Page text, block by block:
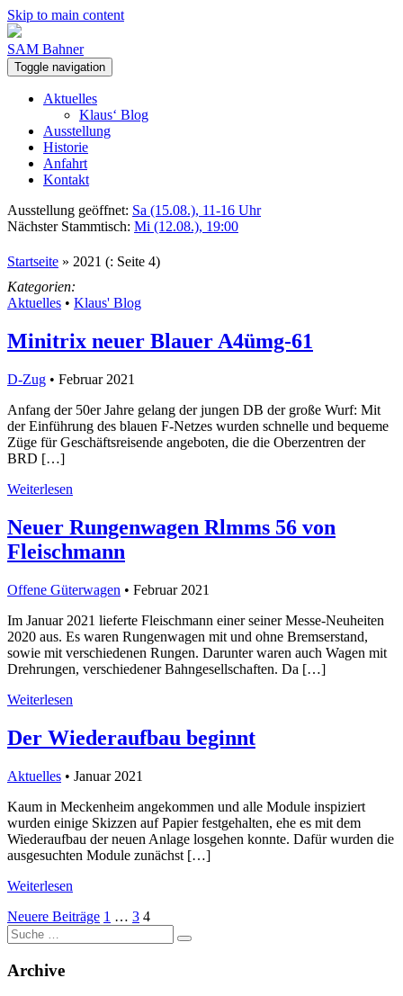
Skip to main content
SAM Bahner
Toggle navigation
Aktuelles
Klaus‘ Blog
Ausstellung
Historie
Anfahrt
Kontakt
Ausstellung geöffnet: Sa (15.08.), 11-16 Uhr
Nächster Stammtisch: Mi (12.08.), 19:00
Startseite » 2021 (: Seite 4)
Kategorien:
Aktuelles • Klaus' Blog
Minitrix neuer Blauer A4ümg-61
D-Zug • Februar 2021
Anfang der 50er Jahre gelang der jungen DB der große Wurf: Mit
der Einführung des blauen F-Netzes wurden schnelle und bequeme
Züge für Geschäftsreisende angeboten, die die Oberzentren der
BRD […]
Weiterlesen
Neuer Rungenwagen Rlmms 56 von
Fleischmann
Offene Güterwagen • Februar 2021
Im Januar 2021 lieferte Fleischmann einer seiner Messe-Neuheiten
2020 aus. Es waren Rungenwagen mit und ohne Bremserstand,
sowie mit verschiedenen Rungen. Darunter waren auch Wagen mit
Drehrungen, verschiedener Bahngesellschaften. Da […]
Weiterlesen
Der Wiederaufbau beginnt
Aktuelles • Januar 2021
Kaum in Meckenheim angekommen und alle Module inspiziert
wurden einige Skizzen auf Papier festgehalten, ehe es mit dem
Wiederaufbau der neuen Anlage losgehen konnte. Dafür wurden die
ausgesuchten Module zunächst […]
Weiterlesen
Seitennummerierung
der
Beiträge
Neuere Beiträge 1 … 3 4
Suche
nach:
Archive